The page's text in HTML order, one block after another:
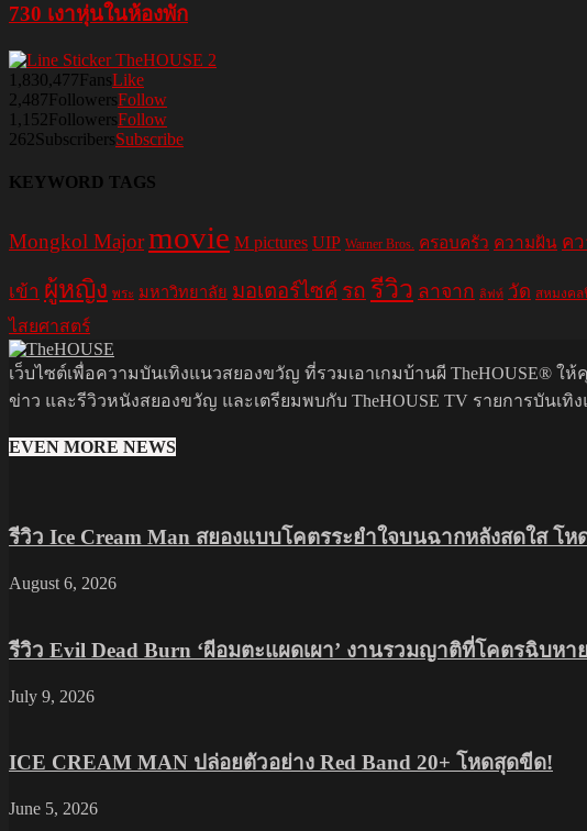
730 เงาหุ่นในห้องพัก
1,830,477FansLike
2,487FollowersFollow
1,152FollowersFollow
262SubscribersSubscribe
KEYWORD TAGS
Mongkol Majormovie M pictures UIP Warner Bros. ครอบครัว ความฝัน ค
เข้า ผู้หญิง พระ มหาวิทยาลัย มอเตอร์ไซค์ รถ รีวิว ลาจาก ลิฟท์ วัด สหมงคล
ไสยศาสตร์
เว็บไซต์เพื่อความบันเทิงแนวสยองขวัญ ที่รวมเอาเกมบ้านผี TheHOUSE®
ข่าว และรีวิวหนังสยองขวัญ และเตรียมพบกับ TheHOUSE TV รายการบันเทิ
EVEN MORE NEWS
รีวิว Ice Cream Man สยองแบบโคตรระยำใจบนฉากหลังสดใส โห
August 6, 2026
รีวิว Evil Dead Burn ‘ผีอมตะแผดเผา’ งานรวมญาติที่โคตรฉิบห
July 9, 2026
ICE CREAM MAN ปล่อยตัวอย่าง Red Band 20+ โหดสุดขีด!
June 5, 2026